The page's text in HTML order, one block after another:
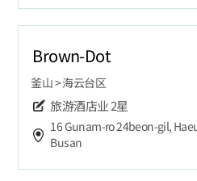
Brown-Dot
釜山 > 海云台区
旅游酒店业2星
16 Gunam-ro 24beon-gil,
Busan